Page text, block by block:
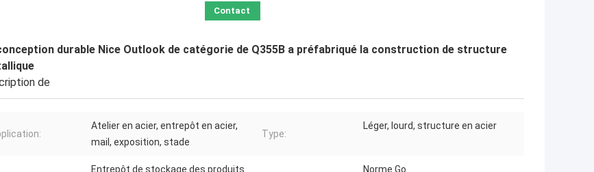
Contact
durable Nice Outlook de catégorie de Q355B a préfabriqué la construction de structure
de
Atelier en acier, entrepôt en acier,
mail, exposition, stade
Type:
Léger, lourd, structure en acier
Entrepôt de stockage des produits
Norme Go